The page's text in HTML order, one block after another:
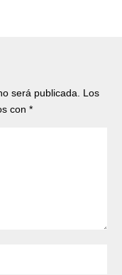
será publicada.
Los
con*